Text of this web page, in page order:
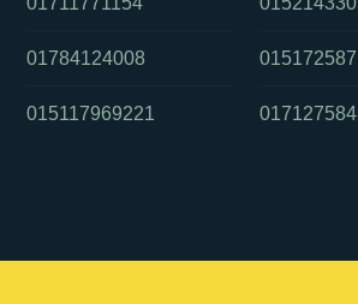
01784124008
015117969221